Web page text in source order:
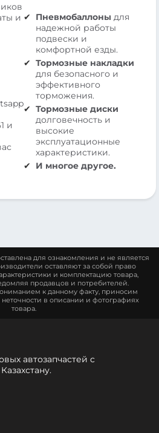
и
и
Пневмобаллоны для
надежной работы
подвески и
комфортной езды.
Тормозные накладки
для безопасного и
эффективного
торможения.
Тормозные диски
долговечность и
высокие
эксплуатационные
характеристики.
И многое другое.
для ознакомления и не является
оставляют за собой право
и комплектацию товара,
продавцов и потребителей.
к данному факту, приносим
в описании и фотографиях
товара.
автозапчастей c